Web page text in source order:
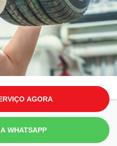
AGORA
WHATSAPP